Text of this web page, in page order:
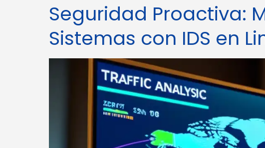
Seguridad Proactiva:
Sistemas con IDS en